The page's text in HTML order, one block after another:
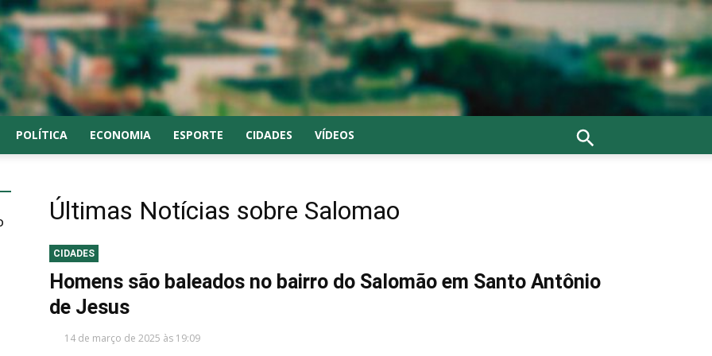
POLÍTICA ECONOMIA ESPORTE CIDADES VÍDEOS
Últimas Notícias sobre Salomao
CIDADES
Homens são baleados no bairro do Salomão em Santo Antônio
de Jesus
14 de março de 2025 às 19:09